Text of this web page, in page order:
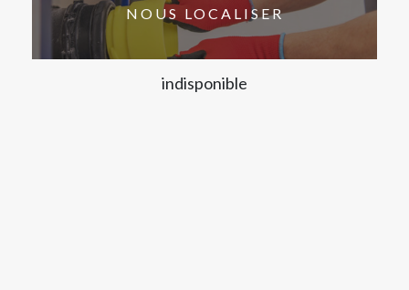
NOUS LOCALISER
indisponible